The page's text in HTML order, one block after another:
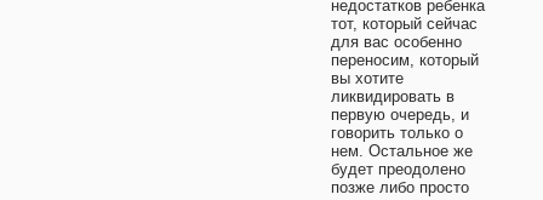
недостатков ребенка
тот, который сейчас
для вас особенно
переносим, который
вы хотите
ликвидировать в
первую очередь, и
говорить только о
нем. Остальное же
будет преодолено
позже либо просто